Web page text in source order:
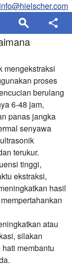
info@hielscher.com
mengekstraksi
proses
berulang
6-48 jam,
panas jangka
senyawa
terukur.
tinggi,
ekstraksi,
hasil
atau
silakan
membantu